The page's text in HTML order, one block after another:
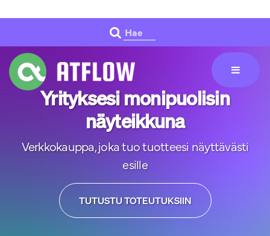
Hae
Yrityksesi monipuolisin
näyteikkuna
Verkkokauppa, joka tuo tuotteesi näyttävästi
esille
TUTUSTU TOTEUTUKSIIN